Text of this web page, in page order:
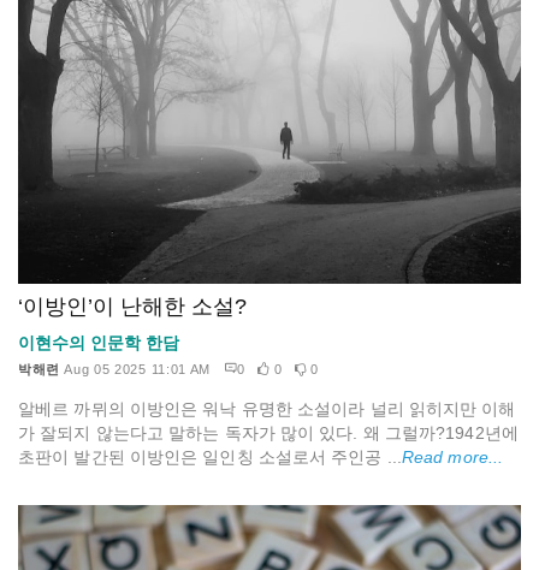
‘이방인’이 난해한 소설?
이현수의 인문학 한담
박해련 Aug 05 2025 11:01 AM 0 0 0
알베르 까뮈의 이방인은 워낙 유명한 소설이라 널리 읽히지만 이해
가 잘되지 않는다고 말하는 독자가 많이 있다. 왜 그럴까?1942년에
초판이 발간된 이방인은 일인칭 소설로서 주인공 ... Read more...